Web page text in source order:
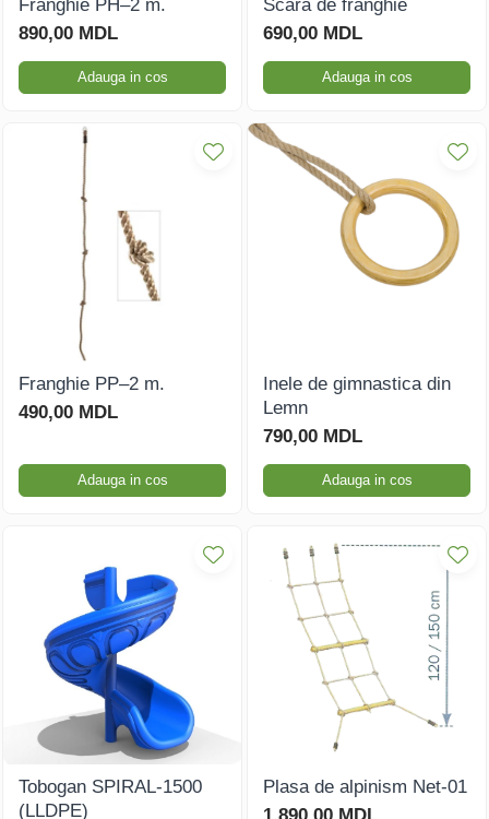
Căsuțe de joacă
Table pentru desen
Gardulețe
Echipamente pentru
grădinițe
Pavilioane pentru grădinițe
Franghie PH–2 m.
890,00 MDL
Adauga in cos
Scara de franghie
690,00 MDL
Adauga in cos
Franghie PP–2 m.
490,00 MDL
Adauga in cos
Inele de gimnastica din
Lemn
790,00 MDL
Adauga in cos
Tobogan SPIRAL-1500
(LLDPE)
Plasa de alpinism Net-01